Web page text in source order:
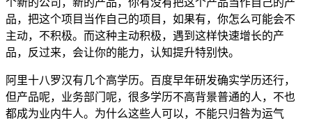
个新的公司，新的产品，你有没有把这个产品当作自己的产
品，把这个项目当作自己的项目，如果有，你怎么可能会不
主动，不积极。而这种主动积极，遇到这样快速增长的产
品，反过来，会让你的能力，认知提升特别快。
阿里十八罗汉有几个高学历。百度早年研发确实学历还行，
但产品呢，业务部门呢，很多学历不高背景普通的人，不也
都成为业内牛人。为什么这些人可以，不能只归咎为运气